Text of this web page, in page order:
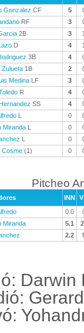
Gonzalez CF 5
RF 3
2B 3
D 4
3B 4
Zulueta 1B 2
Medina LF 3
R 4
SS 4
L 0
Miranda L 0
L 0
Cosme (1) 0
Pitcheo
INN
0.0
Miranda
5.1
2.2
Darwin